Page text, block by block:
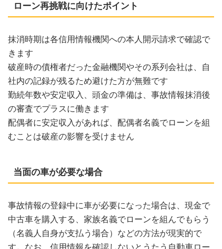
ローン再挑戦に向けたポイント
抹消時期は各信用情報機関への本人開示請求で確認で
きます
破産時の債権者だった金融機関やその系列会社は、自
社内の記録が残るため避けた方が無難です
勤続年数や安定収入、頭金の準備は、事故情報抹消後
の審査でプラスに働きます
配偶者に安定収入があれば、配偶者名義でローンを組
むことは破産の影響を受けません
当面の車が必要な場合
事故情報の登録中に車が必要になった場合は、現金で
中古車を購入する、家族名義でローンを組んでもらう
（名義人自身が支払う場合）などの方法が現実的で